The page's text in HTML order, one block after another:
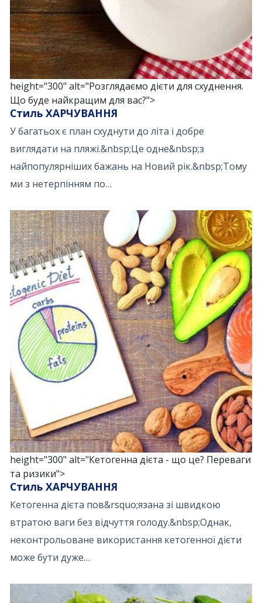
height="300" alt="Розглядаємо дієти для схуднення.
Що буде найкращим для вас?">
Стиль ХАРЧУВАННЯ
У багатьох є план схуднути до літа і добре
виглядати на пляжі.&nbsp;Це одне&nbsp;з
найпопулярніших бажань на Новий рік.&nbsp;Тому
ми з нетерпінням по…
height="300" alt="Кетогенна дієта - що це? Переваги
та ризики">
Стиль ХАРЧУВАННЯ
Кетогенна дієта пов&rsquo;язана зі швидкою
втратою ваги без відчуття голоду.&nbsp;Однак,
неконтрольоване використання кетогенної дієти
може бути дуже…